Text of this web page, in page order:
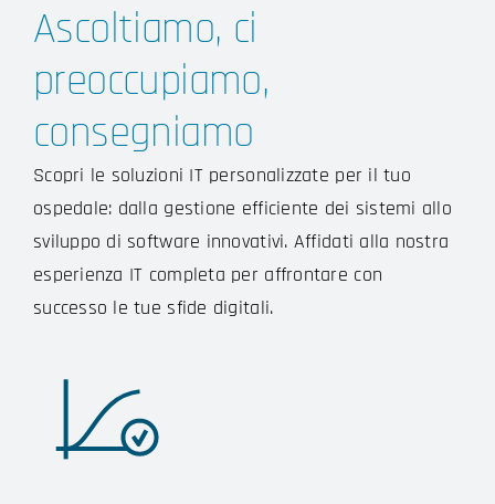
Ascoltiamo, ci
preoccupiamo,
consegniamo
Scopri le soluzioni IT personalizzate per il tuo
ospedale: dalla gestione efficiente dei sistemi allo
sviluppo di software innovativi. Affidati alla nostra
esperienza IT completa per affrontare con
successo le tue sfide digitali.